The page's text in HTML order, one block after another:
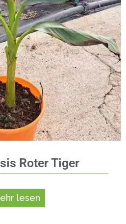
Roter Tiger
lesen